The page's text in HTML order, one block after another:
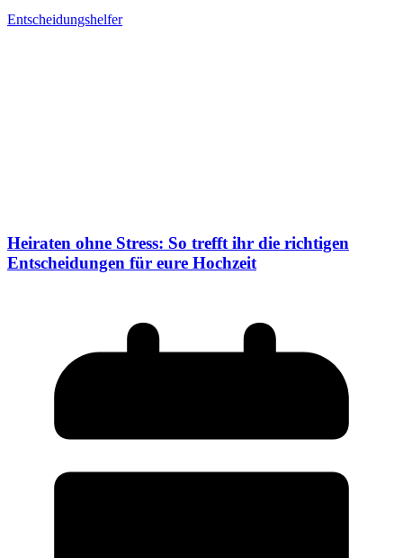
Entscheidungshelfer
Heiraten ohne Stress: So trefft ihr die richtigen
Entscheidungen für eure Hochzeit